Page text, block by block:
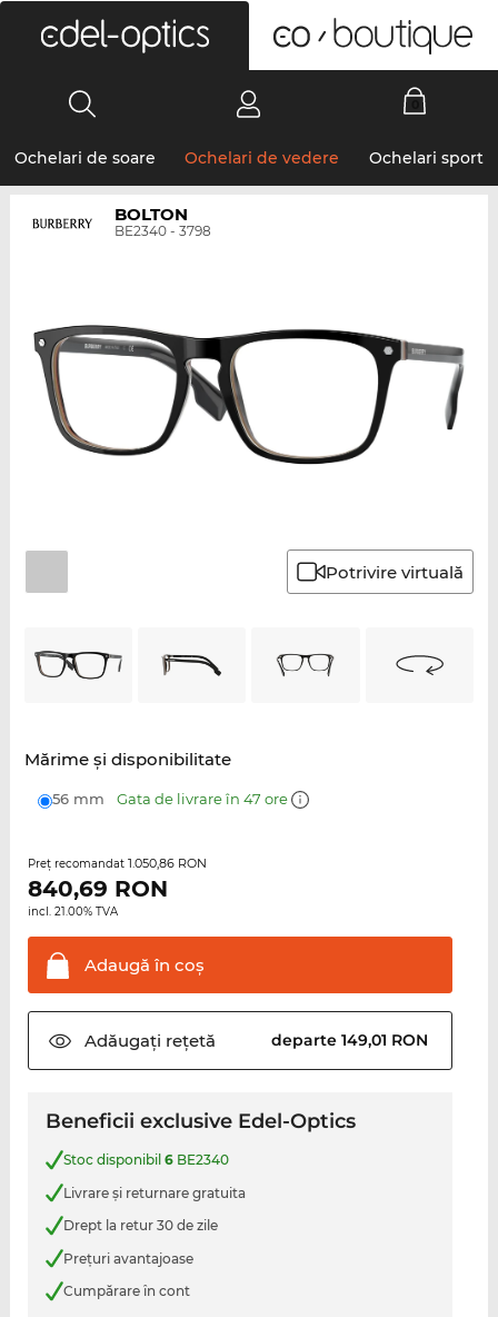
Ochelari de soare Ochelari de vedere Ochelari sport
BOLTON
BE2340 - 3798
Potrivire virtuală
Mărime şi disponibilitate
56 mm Gata de livrare în 47 ore
Preţ recomandat 1.050,86 RON
840,69 RON
incl. 21.00% TVA
Adaugă în coş
Adăugați rețetă departe 149,01 RON
Beneficii exclusive Edel-Optics
Stoc disponibil 6BE2340
Livrare şi returnare gratuita
Drept la retur 30 de zile
Preţuri avantajoase
Cumpărare în cont